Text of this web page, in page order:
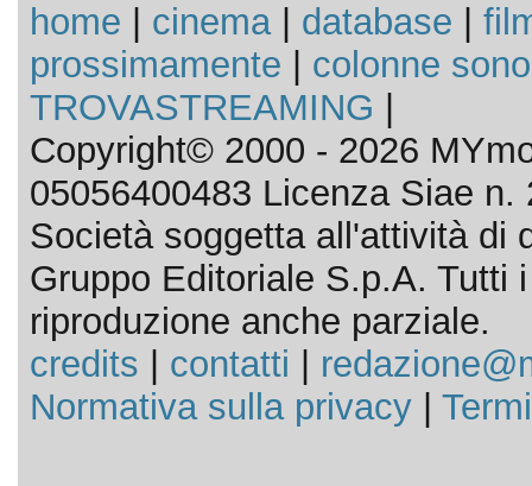
home cinema| database
prossimamente
colonne
TROVASTREAMING
Copyright© 2000 - 2026
05056400483 Licenza Siae n.
Società soggetta all'attività di
Gruppo Editoriale S.p.A. Tutti
riproduzione anche parziale.
credits
contatti
Normativa sulla privacy|